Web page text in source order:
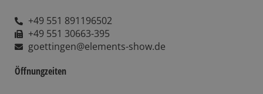
+49 551 891196502
+49 551 30663-395
goettingen@elements-show.de
Öffnungzeiten